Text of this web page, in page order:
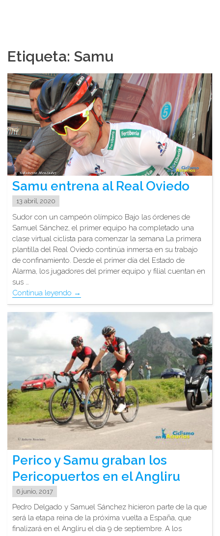
Etiqueta: Samu
Samu entrena al Real Oviedo
13 abril, 2020
Sudor con un campeón olímpico Bajo las órdenes de
Samuel Sánchez, el primer equipo ha completado una
clase virtual ciclista para comenzar la semana La primera
plantilla del Real Oviedo continúa inmersa en su trabajo
de confinamiento. Desde el primer día del Estado de
Alarma, los jugadores del primer equipo y filial cuentan en
sus …
Continua leyendo "Samu
entrena
al
Oviedo"
→
Perico y Samu graban los
Pericopuertos en el Angliru
6 junio, 2017
Pedro Delgado y Samuel Sánchez hicieron parte de la que
será la etapa reina de la próxima vuelta a España, que
finalizará en el Angliru el día 9 de septiembre. A los